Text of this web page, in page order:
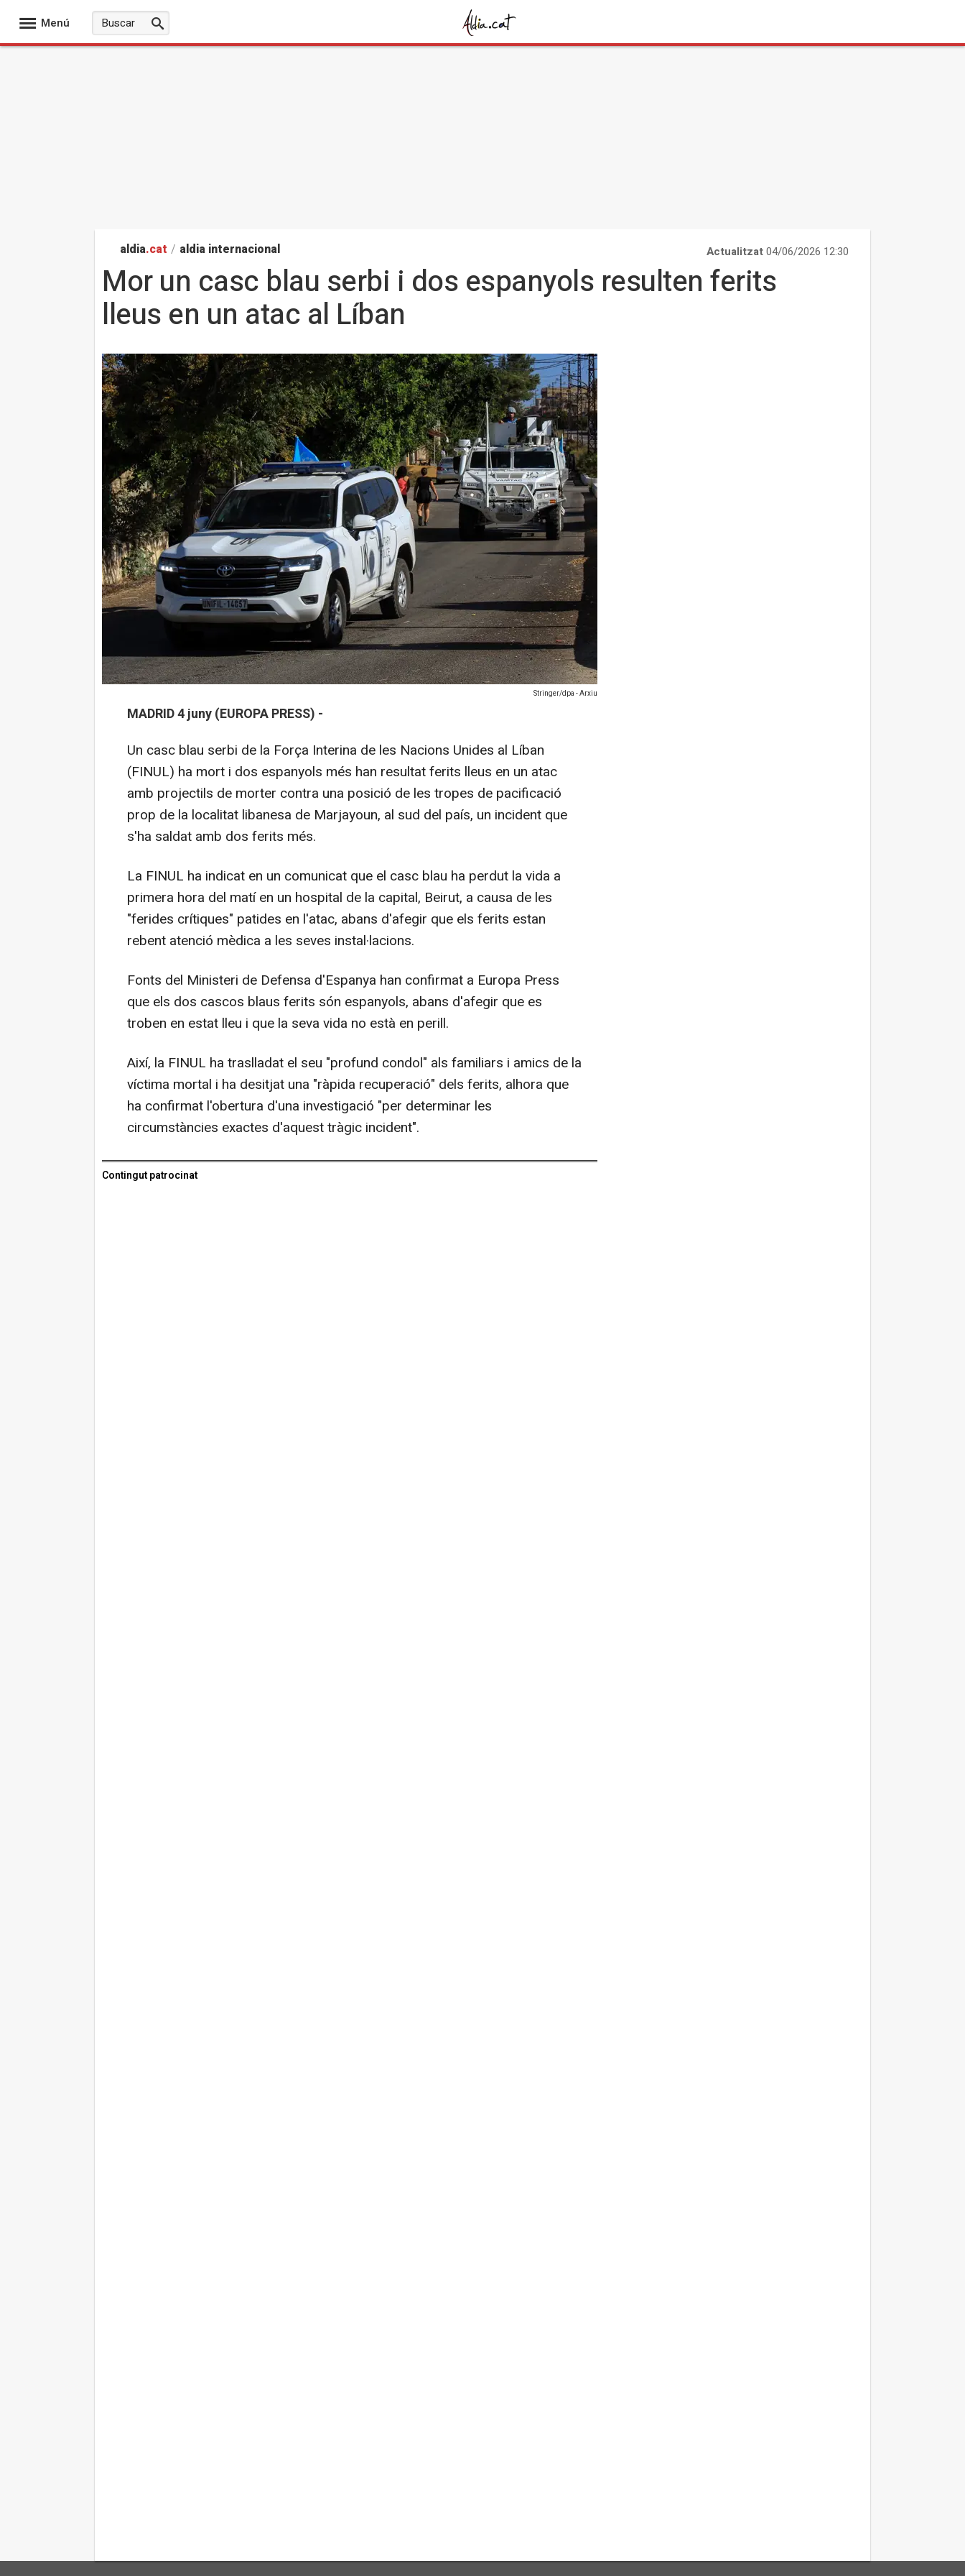
Menú
aldia.cat / aldia internacional Actualitzat04/06/2026 12:30
Mor un casc blau serbi i dos espanyols resulten ferits
lleus en un atac al Líban
Stringer/dpa - Arxiu
MADRID 4 juny (EUROPA PRESS) -
Un casc blau serbi de la Força Interina de les Nacions Unides al Líban
(FINUL) ha mort i dos espanyols més han resultat ferits lleus en un atac
amb projectils de morter contra una posició de les tropes de pacificació
prop de la localitat libanesa de Marjayoun, al sud del país, un incident que
s'ha saldat amb dos ferits més.
La FINUL ha indicat en un comunicat que el casc blau ha perdut la vida a
primera hora del matí en un hospital de la capital, Beirut, a causa de les
"ferides crítiques" patides en l'atac, abans d'afegir que els ferits estan
rebent atenció mèdica a les seves instal·lacions.
Fonts del Ministeri de Defensa d'Espanya han confirmat a Europa Press
que els dos cascos blaus ferits són espanyols, abans d'afegir que es
troben en estat lleu i que la seva vida no està en perill.
Així, la FINUL ha traslladat el seu "profund condol" als familiars i amics de la
víctima mortal i ha desitjat una "ràpida recuperació" dels ferits, alhora que
ha confirmat l'obertura d'una investigació "per determinar les
circumstàncies exactes d'aquest tràgic incident".
Contingut patrocinat